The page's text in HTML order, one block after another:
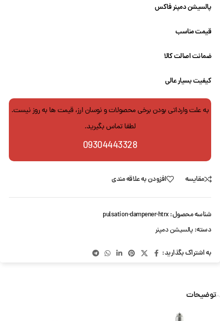
پالسیشن دمپنر فاکس
قیمت مناسب
ضمانت اصالت کالا
کیفیت بسیار عالی
به علت وارداتی بودن برخی محصولات و نوسان ارز، قیمت ها به روز نیست.
لطفا تماس بگیرید.
09304443328
مقایسه افزودن به علاقه مندی
شناسه محصول:pulsation-dampener-htrx
دسته: پالسیشن دمپنر
به اشتراک بگذارید:
توضیحات